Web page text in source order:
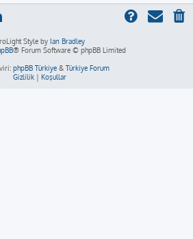
Style by Ian Bradley
® Forum Software © phpBB Limited
phpBB Türkiye& Türkiye Forum
Gizlilik | Koşullar